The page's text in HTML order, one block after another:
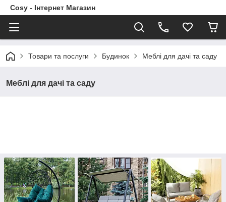
Cosy - Інтернет Магазин
Товари та послуги Будинок Меблі для дачі та саду
Меблі для дачі та саду